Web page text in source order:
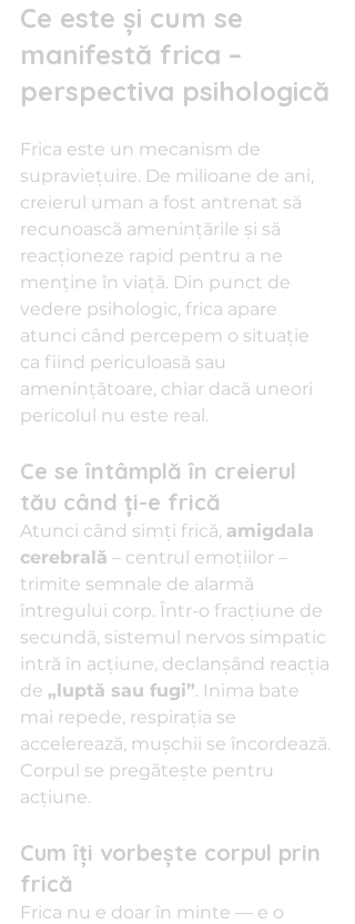
Ce este și cum se
manifestă frica –
perspectiva psihologică
Frica este un mecanism de
supraviețuire. De milioane de ani,
creierul uman a fost antrenat să
recunoască amenințările și să
reacționeze rapid pentru a ne
menține în viață. Din punct de
vedere psihologic, frica apare
atunci când percepem o situație
ca fiind periculoasă sau
amenințătoare, chiar dacă uneori
pericolul nu este real.
Ce se întâmplă în creierul
tău când ți-e frică
Atunci când simți frică, amigdala
cerebrală – centrul emoțiilor –
trimite semnale de alarmă
întregului corp. Într-o fracțiune de
secundă, sistemul nervos simpatic
intră în acțiune, declanșând reacția
de „luptă sau fugi”. Inima bate
mai repede, respirația se
accelerează, mușchii se încordează.
Corpul se pregătește pentru
acțiune.
Cum îți vorbește corpul prin
frică
Frica nu e doar în minte — e o